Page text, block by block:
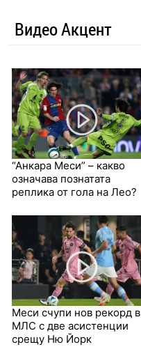
Видео Акцент
“Анкара Меси” – какво
означава познатата
реплика от гола на Лео?
Меси счупи нов рекорд в
МЛС с две асистенции
срещу Ню Йорк